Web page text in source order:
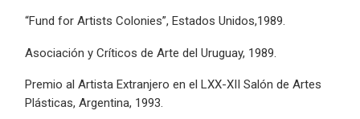
“Fund for Artists Colonies”, Estados Unidos,1989.
Asociación y Críticos de Arte del Uruguay, 1989.
Premio al Artista Extranjero en el LXX-XII Salón de Artes
Plásticas, Argentina, 1993.